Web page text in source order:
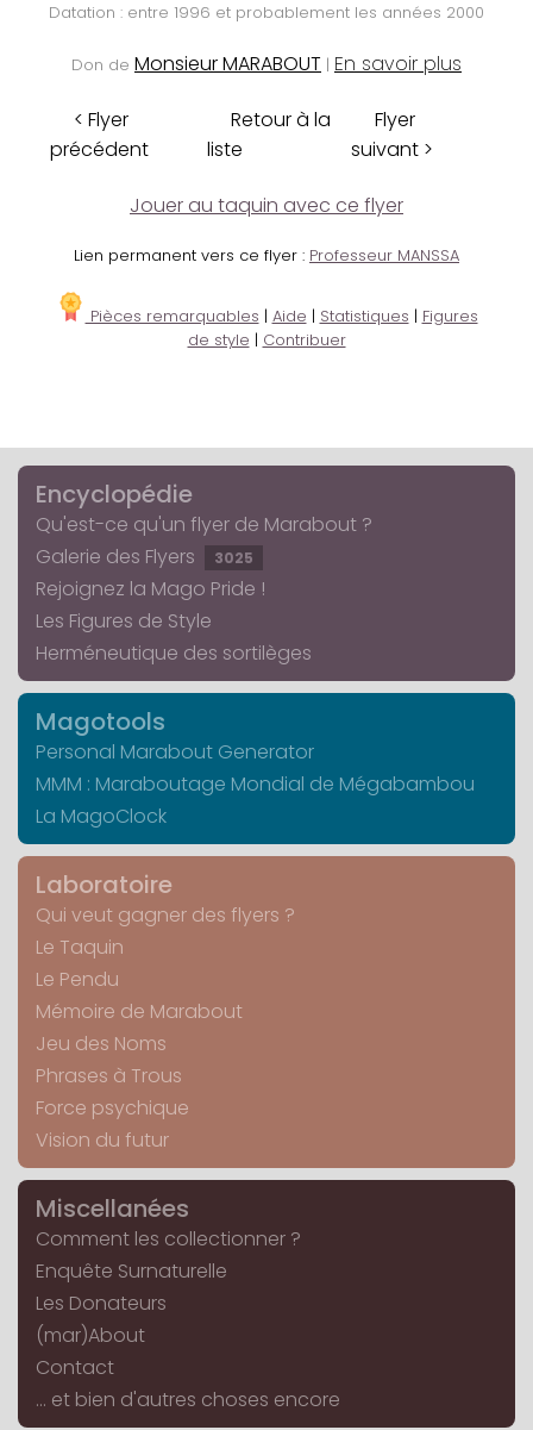
Datation : entre 1996 et probablement les années 2000
Don de Monsieur MARABOUT | En savoir plus
< Flyer
précédent
Retour à la
liste
Flyer
suivant >
Jouer au taquin avec ce flyer
Lien permanent vers ce flyer : Professeur MANSSA
Pièces remarquables | Aide | Statistiques | Figures
de style | Contribuer
Encyclopédie
Qu'est-ce qu'un flyer de Marabout ?
Galerie des Flyers
3025
Rejoignez la Mago Pride !
Les Figures de Style
Herméneutique des sortilèges
Magotools
Personal Marabout Generator
MMM : Maraboutage Mondial de Mégabambou
La MagoClock
Laboratoire
Qui veut gagner des flyers ?
Le Taquin
Le Pendu
Mémoire de Marabout
Jeu des Noms
Phrases à Trous
Force psychique
Vision du futur
Miscellanées
Comment les collectionner ?
Enquête Surnaturelle
Les Donateurs
(mar)About
Contact
... et bien d'autres choses encore